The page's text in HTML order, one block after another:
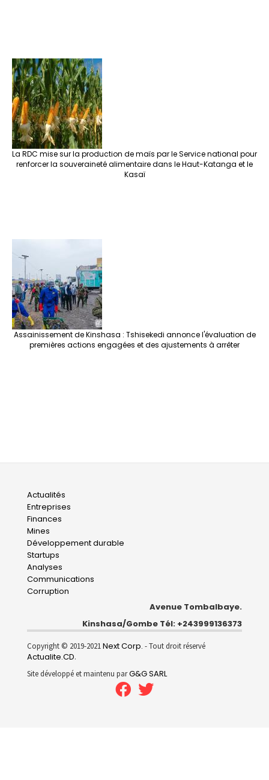
La RDC mise sur la production de maïs par le Service national pour
renforcer la souveraineté alimentaire dans le Haut-Katanga et le
Kasaï
Assainissement de Kinshasa : Tshisekedi annonce l'évaluation de
premières actions engagées et des ajustements à arrêter
Main
navigation
Actualités
Entreprises
Finances
Mines
Développement durable
Startups
Analyses
Communications
Corruption
Avenue Tombalbaye.
Kinshasa/Gombe Tél: +243999136373
Copyright © 2019-2021Next Corp. - Tout droit réservé
Actualite.CD.
Site développé et maintenu parG&G SARL